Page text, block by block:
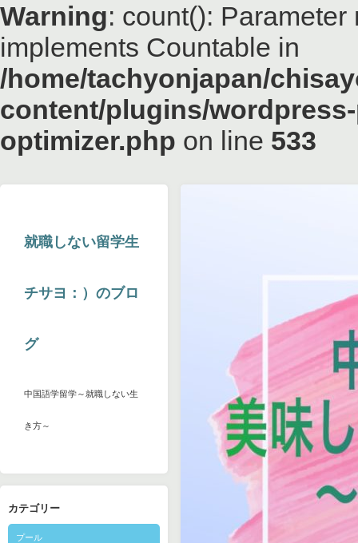
Warning: count():
implements Countable in
/home/tachyonjapan/
content/plugins/
optimizer.php on line 533
就職しない留学生
チサヨ：）のブロ
グ
中国語学留学～就職しない生
き方～
カテゴリー
プール